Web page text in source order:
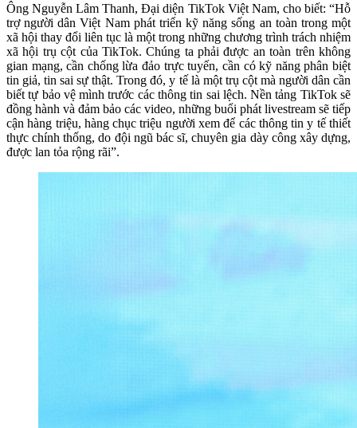
Ông Nguyễn Lâm Thanh, Đại diện TikTok Việt Nam, cho biết: “Hỗ
trợ người dân Việt Nam phát triển kỹ năng sống an toàn trong một
xã hội thay đổi liên tục là một trong những chương trình trách nhiệm
xã hội trụ cột của TikTok. Chúng ta phải được an toàn trên không
gian mạng, cần chống lừa đảo trực tuyến, cần có kỹ năng phân biệt
tin giả, tin sai sự thật. Trong đó, y tế là một trụ cột mà người dân cần
biết tự bảo vệ mình trước các thông tin sai lệch. Nền tảng TikTok sẽ
đồng hành và đảm bảo các video, những buổi phát livestream sẽ tiếp
cận hàng triệu, hàng chục triệu người xem để các thông tin y tế thiết
thực chính thống, do đội ngũ bác sĩ, chuyên gia dày công xây dựng,
được lan tỏa rộng rãi”.